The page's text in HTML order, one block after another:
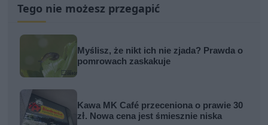
Tego nie możesz przegapić
Myślisz, że nikt ich nie zjada? Prawda o
pomrowach zaskakuje
Kawa MK Café przeceniona o prawie 30
zł. Nowa cena jest śmiesznie niska